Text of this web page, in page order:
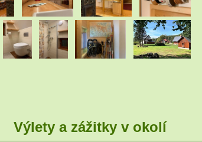
Výlety a zážitky v okolí